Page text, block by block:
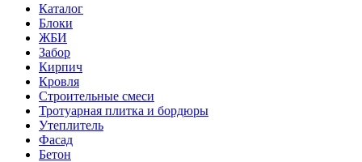
Каталог
Блоки
ЖБИ
Забор
Кирпич
Кровля
Строительные смеси
Тротуарная плитка и бордюры
Утеплитель
Фасад
Бетон